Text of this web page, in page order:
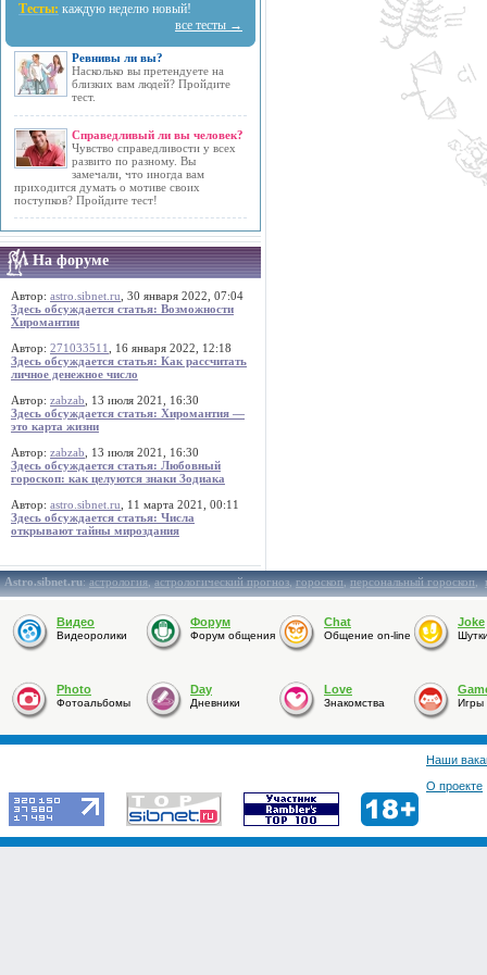
Тесты: каждую неделю новый!
все тесты →
Ревнивы ли вы?
Насколько вы претендуете на
близких вам людей? Пройдите
тест.
Справедливый ли вы человек?
Чувство справедливости у всех
развито по разному. Вы
замечали, что иногда вам
приходится думать о мотиве своих
поступков? Пройдите тест!
На форуме
Автор: astro.sibnet.ru , 30 января 2022, 07:04
Здесь обсуждается статья: Возможности
Хиромантии
Автор: 271033511
, 16 января 2022, 12:18
Здесь обсуждается статья: Как рассчитать
личное денежное число
Автор: zabzab , 13 июля 2021, 16:30
Здесь обсуждается статья: Хиромантия —
это карта жизни
Автор: zabzab , 13 июля 2021, 16:30
Здесь обсуждается статья: Любовный
гороскоп: как целуются знаки Зодиака
Автор: astro.sibnet.ru , 11 марта 2021, 00:11
Здесь обсуждается статья: Числа
открывают тайны мироздания
Astro.sibnet.ru:астрология,астрологический прогноз,гороскоп,персональный гороскоп,
Видео
Видеоролики
Форум
Форум общения
Chat
Общение on-line
Joke
Photo
Фотоальбомы
Day
Дневники
Love
Знакомства Игры
Наши
О проекте